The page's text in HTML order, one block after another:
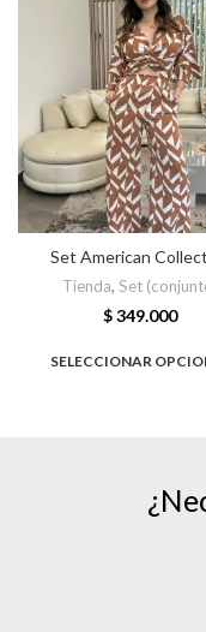
Set American
Tienda, Set
$349.000
SELECCIONAR